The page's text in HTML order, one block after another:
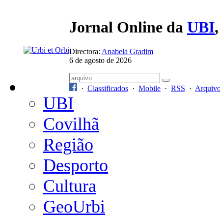
Jornal Online da UBI
Directora: Anabela Gradim
6 de agosto de 2026
· Classificados · Mobile · RSS ·
UBI
Covilhã
Região
Desporto
Cultura
GeoUrbi